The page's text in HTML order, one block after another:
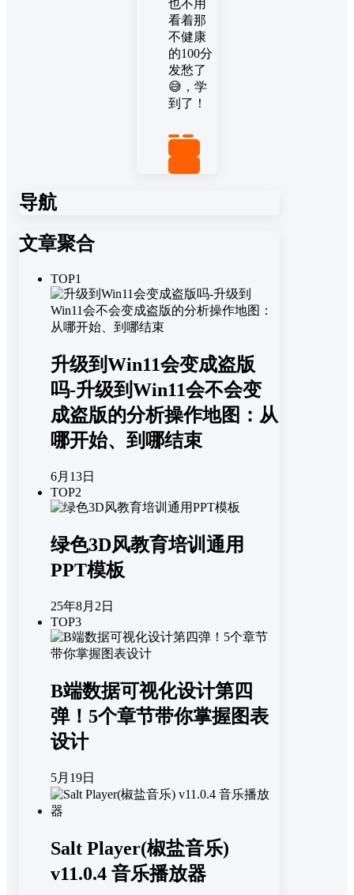
也不用
看着那
不健康
的100分
发愁了
😅，学
到了！
导航
文章聚合
TOP1
升级到Win11会变成盗版
吗-升级到Win11会不会变
成盗版的分析操作地图：从
哪开始、到哪结束
6月13日
TOP2
绿色3D风教育培训通用
PPT模板
25年8月2日
TOP3
B端数据可视化设计第四
弹！5个章节带你掌握图表
设计
5月19日
Salt Player(椒盐音乐)
v11.0.4 音乐播放器